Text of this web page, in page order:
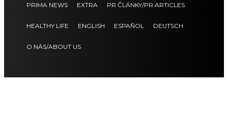
PRIMA NEWS EXTRA PR ČLÁNKY/PR ARTICLES
HEALTHY LIFE ENGLISH ESPAÑOL DEUTSCH
O NÁS/ABOUT US